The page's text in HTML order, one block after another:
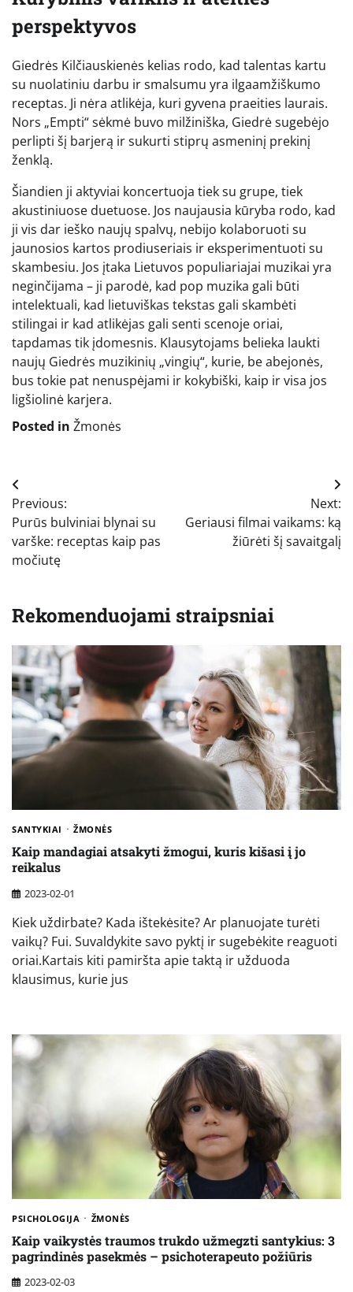
perspektyvos
Giedrės Kilčiauskienės kelias rodo, kad talentas kartu
su nuolatiniu darbu ir smalsumu yra ilgaamžiškumo
receptas. Ji nėra atlikėja, kuri gyvena praeities laurais.
Nors „Empti“ sėkmė buvo milžiniška, Giedrė sugebėjo
perlipti šį barjerą ir sukurti stiprų asmeninį prekinį
ženklą.
Šiandien ji aktyviai koncertuoja tiek su grupe, tiek
akustiniuose duetuose. Jos naujausia kūryba rodo, kad
ji vis dar ieško naujų spalvų, nebijo kolaboruoti su
jaunosios kartos prodiuseriais ir eksperimentuoti su
skambesiu. Jos įtaka Lietuvos populiariajai muzikai yra
neginčijama – ji parodė, kad pop muzika gali būti
intelektuali, kad lietuviškas tekstas gali skambėti
stilingai ir kad atlikėjas gali senti scenoje oriai,
tapdamas tik įdomesnis. Klausytojams belieka laukti
naujų Giedrės muzikinių „vingių“, kurie, be abejonės,
bus tokie pat nenuspėjami ir kokybiški, kaip ir visa jos
ligšiolinė karjera.
Posted in Žmonės
Navigacija
tarp
įrašų
Previous:
Purūs bulviniai blynai su
varške: receptas kaip pas
močiutę
Next:
Geriausi filmai vaikams: ką
žiūrėti šį savaitgalį
Rekomenduojami straipsniai
SANTYKIAI ŽMONĖS
Kaip mandagiai atsakyti žmogui, kuris kišasi į jo
reikalus
2023-02-01
Kiek uždirbate? Kada ištekėsite? Ar planuojate turėti
vaikų? Fui. Suvaldykite savo pyktį ir sugebėkite reaguoti
oriai.Kartais kiti pamiršta apie taktą ir užduoda
klausimus, kurie jus
PSICHOLOGIJA ŽMONĖS
Kaip vaikystės traumos trukdo užmegzti santykius: 3
pagrindinės pasekmės – psichoterapeuto požiūris
2023-02-03